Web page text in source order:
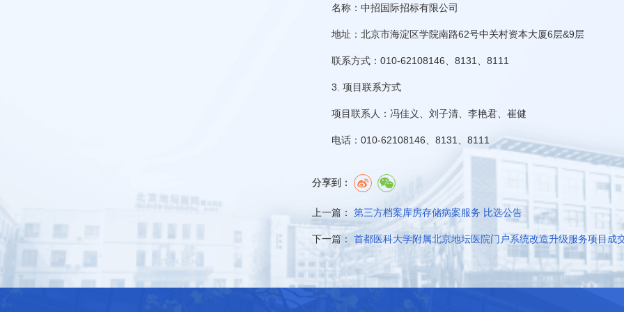
名称：中招国际招标有限公司
地址：北京市海淀区学院南路62号中关村资本大厦6层&9层
联系方式：010-62108146、8131、8111
3. 项目联系方式
项目联系人：冯佳义、刘子清、李艳君、 崔健
电话：010-62108146、8131、8111
分享到：
上一篇： 第三方档案库房存储病案服务 比选公告
下一篇： 首都医科大学附属北京地坛医院门户系统改造升级服务项目成